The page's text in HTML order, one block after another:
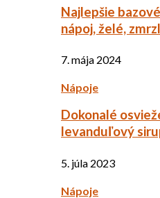
Najlepšie
nápoj, želé,
7. mája 2024
Nápoje
Dokonalé
levanduľový
5. júla 2023
Nápoje